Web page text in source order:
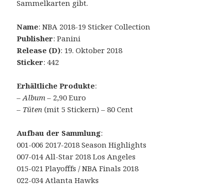
Sammelkarten gibt.
Name: NBA 2018-19 Sticker Collection
Publisher: Panini
Release (D): 19. Oktober 2018
Sticker: 442
Erhältliche Produkte:
–Album – 2,90 Euro
– Tüten (mit 5 Stickern) – 80 Cent
Aufbau der Sammlung:
001-006 2017-2018 Season Highlights
007-014 All-Star 2018 Los Angeles
015-021 Playofffs / NBA Finals 2018
022-034 Atlanta Hawks